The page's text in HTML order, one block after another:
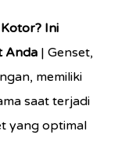
Ini
Anda| Genset,
memiliki
saat terjadi
yang optimal